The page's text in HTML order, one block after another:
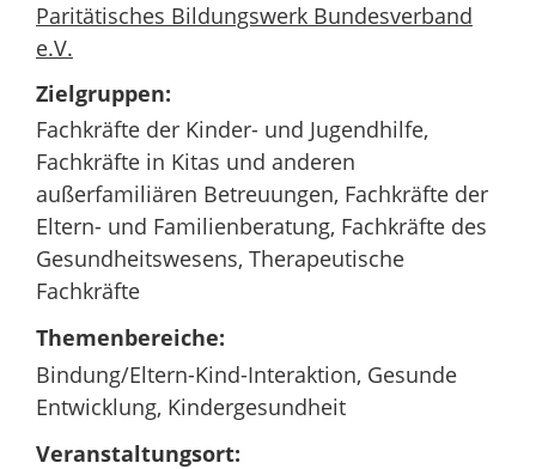
Paritätisches Bildungswerk Bundesverband
e.V.
Zielgruppen:
Fachkräfte der Kinder- und Jugendhilfe,
Fachkräfte in Kitas und anderen
außerfamiliären Betreuungen, Fachkräfte der
Eltern- und Familienberatung, Fachkräfte des
Gesundheitswesens, Therapeutische
Fachkräfte
Themenbereiche:
Bindung/Eltern-Kind-Interaktion, Gesunde
Entwicklung, Kindergesundheit
Veranstaltungsort: